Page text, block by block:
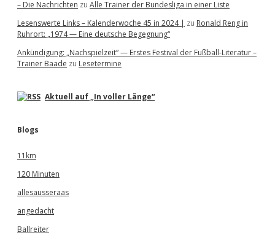
– Die Nachrichten zu Alle Trainer der Bundesliga in einer Liste
Lesenswerte Links – Kalenderwoche 45 in 2024 | zu Ronald Reng in
Ruhrort: „1974 — Eine deutsche Begegnung“
Ankündigung: „Nachspielzeit“ — Erstes Festival der Fußball-Literatur –
Trainer Baade zu Lesetermine
Aktuell auf „In voller Länge“
Blogs
11km
120 Minuten
allesausseraas
angedacht
Ballreiter